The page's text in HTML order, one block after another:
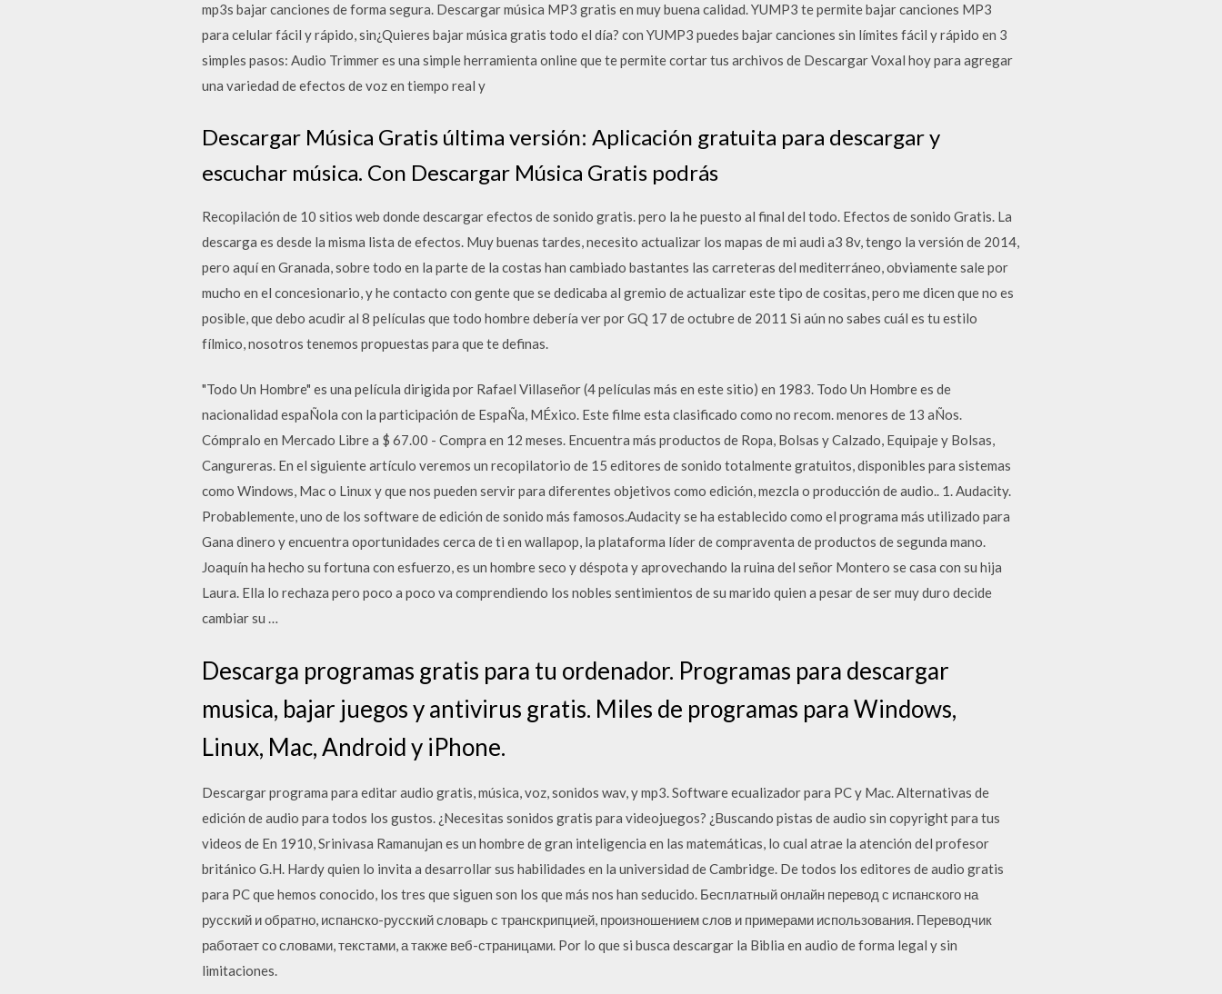
mp3s bajar canciones de forma segura. Descargar música MP3 gratis en muy buena calidad. YUMP3 te permite bajar canciones MP3
para celular fácil y rápido, sin¿Quieres bajar música gratis todo el día? con YUMP3 puedes bajar canciones sin límites fácil y rápido en 3
simples pasos: Audio Trimmer es una simple herramienta online que te permite cortar tus archivos de Descargar Voxal hoy para agregar
una variedad de efectos de voz en tiempo real y
Descargar Música Gratis última versión: Aplicación gratuita para descargar y
escuchar música. Con Descargar Música Gratis podrás
Recopilación de 10 sitios web donde descargar efectos de sonido gratis. pero la he puesto al final del todo. Efectos de sonido Gratis. La
descarga es desde la misma lista de efectos. Muy buenas tardes, necesito actualizar los mapas de mi audi a3 8v, tengo la versión de 2014,
pero aquí en Granada, sobre todo en la parte de la costas han cambiado bastantes las carreteras del mediterráneo, obviamente sale por
mucho en el concesionario, y he contacto con gente que se dedicaba al gremio de actualizar este tipo de cositas, pero me dicen que no es
posible, que debo acudir al 8 películas que todo hombre debería ver por GQ 17 de octubre de 2011 Si aún no sabes cuál es tu estilo
fílmico, nosotros tenemos propuestas para que te definas.
"Todo Un Hombre" es una película dirigida por Rafael Villaseñor (4 películas más en este sitio) en 1983. Todo Un Hombre es de
nacionalidad espaÑola con la participación de EspaÑa, MÉxico. Este filme esta clasificado como no recom. menores de 13 aÑos.
Cómpralo en Mercado Libre a $ 67.00 - Compra en 12 meses. Encuentra más productos de Ropa, Bolsas y Calzado, Equipaje y Bolsas,
Cangureras. En el siguiente artículo veremos un recopilatorio de 15 editores de sonido totalmente gratuitos, disponibles para sistemas
como Windows, Mac o Linux y que nos pueden servir para diferentes objetivos como edición, mezcla o producción de audio.. 1. Audacity.
Probablemente, uno de los software de edición de sonido más famosos.Audacity se ha establecido como el programa más utilizado para
Gana dinero y encuentra oportunidades cerca de ti en wallapop, la plataforma líder de compraventa de productos de segunda mano.
Joaquín ha hecho su fortuna con esfuerzo, es un hombre seco y déspota y aprovechando la ruina del señor Montero se casa con su hija
Laura. Ella lo rechaza pero poco a poco va comprendiendo los nobles sentimientos de su marido quien a pesar de ser muy duro decide
cambiar su …
Descarga programas gratis para tu ordenador. Programas para descargar
musica, bajar juegos y antivirus gratis. Miles de programas para Windows,
Linux, Mac, Android y iPhone.
Descargar programa para editar audio gratis, música, voz, sonidos wav, y mp3. Software ecualizador para PC y Mac. Alternativas de
edición de audio para todos los gustos. ¿Necesitas sonidos gratis para videojuegos? ¿Buscando pistas de audio sin copyright para tus
videos de En 1910, Srinivasa Ramanujan es un hombre de gran inteligencia en las matemáticas, lo cual atrae la atención del profesor
británico G.H. Hardy quien lo invita a desarrollar sus habilidades en la universidad de Cambridge. De todos los editores de audio gratis
para PC que hemos conocido, los tres que siguen son los que más nos han seducido. Бесплатный онлайн перевод с испанского на
русский и обратно, испанско-русский словарь с транскрипцией, произношением слов и примерами использования. Переводчик
работает со словами, текстами, а также веб-страницами. Por lo que si busca descargar la Biblia en audio de forma legal y sin
limitaciones.